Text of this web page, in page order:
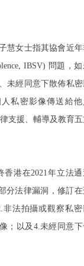
慧女士指其協會近
IBSV) 問題，
未經同意下散佈私
私密影像傳送給他
支援、輔導及教育
港在2021年立法通
分法律漏洞，修訂
法拍攝或觀察私密
；以及4.未經同意